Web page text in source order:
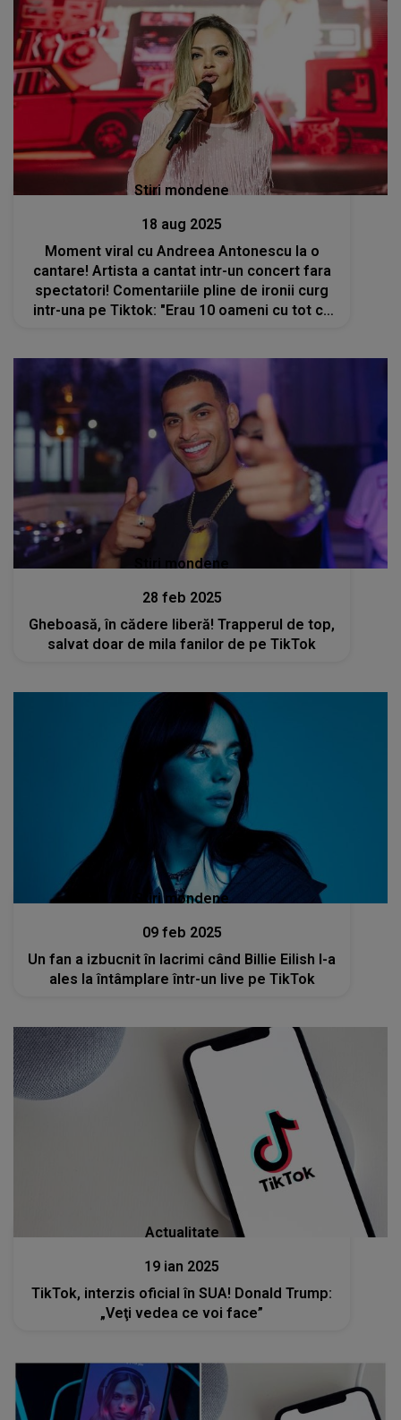
Stiri mondene
18 aug 2025
Moment viral cu Andreea Antonescu la o
cantare! Artista a cantat intr-un concert fara
spectatori! Comentariile pline de ironii curg
intr-una pe Tiktok: "Erau 10 oameni cu tot cu
Stiri mondene
28 feb 2025
Gheboasă, în cădere liberă! Trapperul de top,
salvat doar de mila fanilor de pe TikTok
Stiri mondene
09 feb 2025
Un fan a izbucnit în lacrimi când Billie Eilish l-a
ales la întâmplare într-un live pe TikTok
Actualitate
19 ian 2025
TikTok, interzis oficial în SUA! Donald Trump:
„Veţi vedea ce voi face”